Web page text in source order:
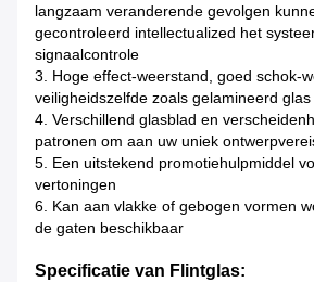
langzaam veranderende gevolgen
gecontroleerd intellectualized het
signaalcontrole
3. Hoge effect-weerstand, goed schok-
veiligheidszelfde zoals gelamineerd glas
4. Verschillend glasblad en
patronen om aan uw uniek
5. Een uitstekend promotiehulpmiddel
vertoningen
6. Kan aan vlakke of gebogen vormen
de gaten beschikbaar
Specificatie van Flintglas: